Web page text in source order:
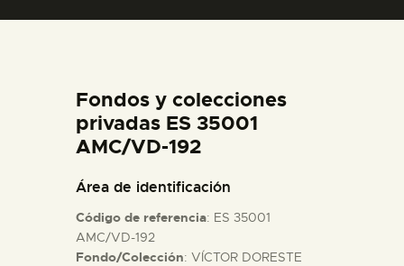
DIDÁCTICA
ESPAÑOL
ACTIVIDADES
Fondos y colecciones
privadas ES 35001
AMC/VD-192
Área de identificación
Código de referencia: ES 35001
AMC/VD-192
Fondo/Colección: VÍCTOR DORESTE